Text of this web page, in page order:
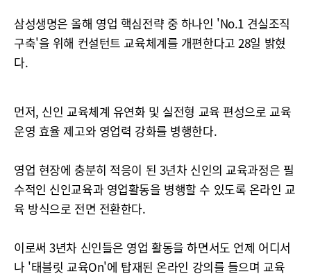
삼성생명은 올해 영업 핵심전략 중 하나인 'No.1 견실조직
구축'을 위해 컨설턴트 교육체계를 개편한다고 28일 밝혔
다.
먼저, 신인 교육체계 유연화 및 실전형 교육 편성으로 교육
운영 효율 제고와 영업력 강화를 병행한다.
영업 현장에 충분히 적응이 된 3년차 신인의 교육과정은 필
수적인 신인교육과 영업활동을 병행할 수 있도록 온라인 교
육 방식으로 전면 전환한다.
이로써 3년차 신인들은 영업 활동을 하면서도 언제 어디서
나 '태블릿 교육On'에 탑재된 온라인 강의를 들으며 교육